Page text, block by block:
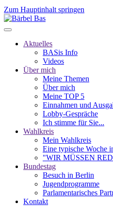
Zum Hauptinhalt springen
Aktuelles
BASis Info
Videos
Über mich
Meine Themen
Über mich
Meine TOP 5
Einnahmen und
Lobby-Gespräche
Ich stimme für Sie...
Wahlkreis
Mein Wahlkreis
Eine typische Woche
"WIR MÜSSEN
Bundestag
Besuch in Berlin
Jugendprogramme
Parlamentarisches
Kontakt